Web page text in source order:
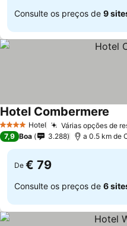
Consulte os preços de 9
4 EstrelasHotel Várias opções de
Hotel Combermere
7,9 Boa 3.288 a 0.5 km de
De € 79
Consulte os preços de 6